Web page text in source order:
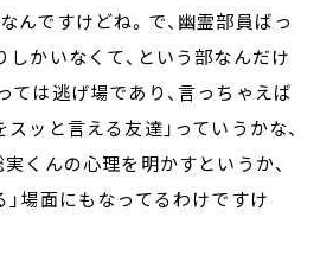
んですけどね。で、幽霊部員ばっ
しかいなくて、という部なんだけ
ては逃げ場であり、言っちゃえば
ッと言える友達」っていうかな、
くんの心理を明かすというか、
」場面にもなってるわけですけ